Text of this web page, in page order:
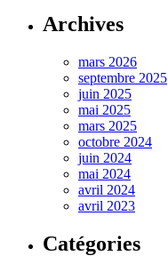
Archives
mars 2026
septembre 2025
juin 2025
mai 2025
mars 2025
octobre 2024
juin 2024
mai 2024
avril 2024
avril 2023
Catégories